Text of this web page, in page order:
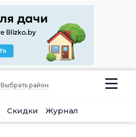
Выбрать район
Скидки Журнал